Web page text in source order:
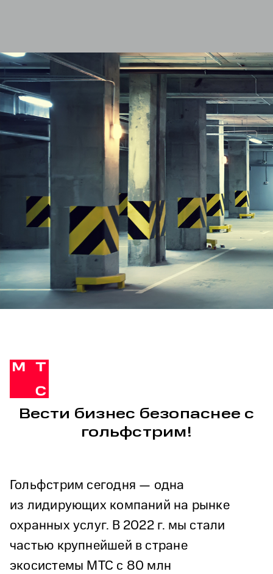
Вести бизнес безопаснее с
гольфстрим!
Гольфстрим сегодня — одна
из лидирующих компаний на рынке
охранных услуг. В 2022 г. мы стали
частью крупнейшей в стране
экосистемы МТС с 80 млн